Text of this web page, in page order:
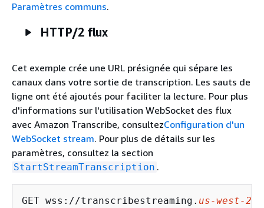
Paramètres communs.
HTTP/2 flux
Cet exemple crée une URL présignée qui sépare les
canaux dans votre sortie de transcription. Les sauts de
ligne ont été ajoutés pour faciliter la lecture. Pour plus
d'informations sur l'utilisation WebSocket des flux
avec Amazon Transcribe, consultezConfiguration d'un
WebSocket stream. Pour plus de détails sur les
paramètres, consultez la section
StartStreamTranscription .
GET wss://transcribestreaming. us-west-2